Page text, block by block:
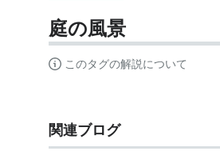
庭の風景
このタグの解説について
関連ブログ